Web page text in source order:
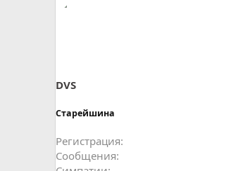
DVS
Старейшина
Регистрация
Сообщения